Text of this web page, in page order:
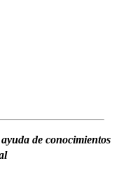
de conocimientos